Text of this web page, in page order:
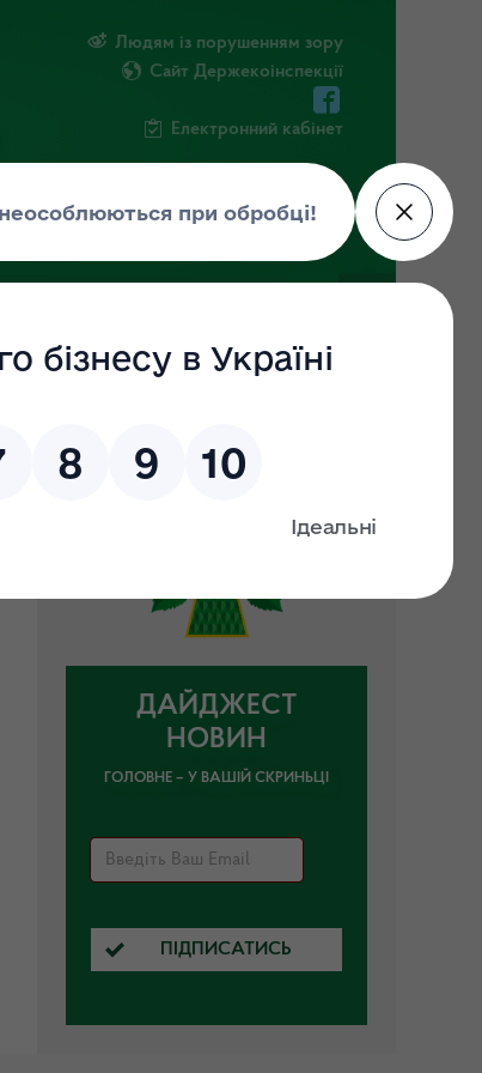
Людям із порушенням зору
Сайт Держекоінспекції
Електронний кабінет
ДАЙДЖЕСТ
НОВИН
ГОЛОВНЕ – У ВАШІЙ СКРИНЬЦІ
ПІДПИСАТИСЬ